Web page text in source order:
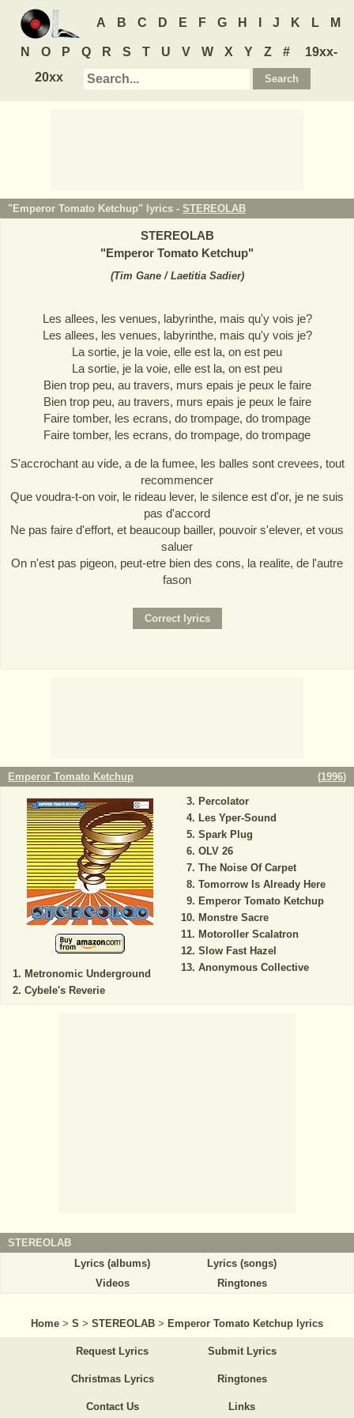
A B C D E F G H J K L M
N O P Q R S T U V W X Y Z #
19xx-
20xx
"Emperor Tomato Ketchup" lyrics - STEREOLAB
STEREOLAB
"Emperor Tomato Ketchup"
(Tim Gane / Laetitia Sadier)
Les allees, les venues, labyrinthe, mais qu'y vois je?
Les allees, les venues, labyrinthe, mais qu'y vois je?
La sortie, je la voie, elle est la, on est peu
La sortie, je la voie, elle est la, on est peu
Bien trop peu, au travers, murs epais je peux le faire
Bien trop peu, au travers, murs epais je peux le faire
Faire tomber, les ecrans, do trompage, do trompage
Faire tomber, les ecrans, do trompage, do trompage
S'accrochant au vide, a de la fumee, les balles sont crevees, tout
recommencer
Que voudra-t-on voir, le rideau lever, le silence est d'or, je ne suis
pas d'accord
Ne pas faire d'effort, et beaucoup bailler, pouvoir s'elever, et vous
saluer
On n'est pas pigeon, peut-etre bien des cons, la realite, de l'autre
fason
Emperor Tomato Ketchup (1996)
Metronomic Underground
Cybele's Reverie
Percolator
Les Yper-Sound
Spark Plug
OLV 26
The Noise Of Carpet
Tomorrow Is Already Here
Emperor Tomato Ketchup
Monstre Sacre
Motoroller Scalatron
Slow Fast Hazel
Anonymous Collective
STEREOLAB
Lyrics (albums)
Lyrics (songs)
Videos
Ringtones
Home > S > STEREOLAB > Emperor Tomato Ketchup lyrics
Request Lyrics Submit Lyrics
Christmas Lyrics Ringtones
Contact Us Links